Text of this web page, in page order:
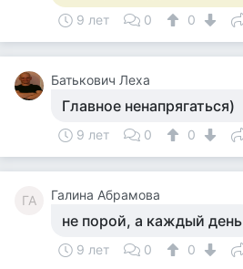
9 лет 0 0
Батькович Леха
Главное ненапрягаться)
9 лет 0 0
ГА Галина Абрамова
не порой, а каждый день
9 лет 0 0